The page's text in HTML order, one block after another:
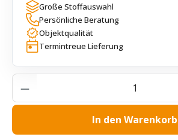
Große Stoffauswahl
Persönliche Beratung
Objektqualität
Termintreue Lieferung
Produkt Anzahl: Gib den
In den Warenkorb